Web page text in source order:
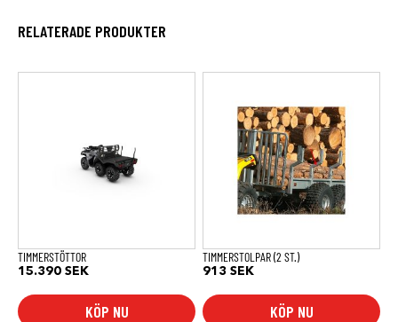
RELATERADE PRODUKTER
TIMMERSTÖTTOR
15.390 SEK
KÖP NU
TIMMERSTOLPAR (2 ST.)
913 SEK
KÖP NU